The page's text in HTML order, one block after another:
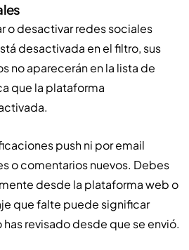
o desactivar redes sociales
desactivada en el filtro, sus
no aparecerán en la lista de
que la plataforma
push ni por email
o comentarios nuevos. Debes
desde la plataforma web o
que falte puede significar
revisado desde que se envió.